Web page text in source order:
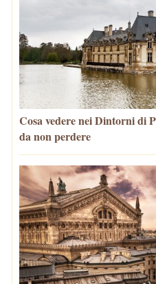
Cosa vedere nei Dintorni di
da non perdere